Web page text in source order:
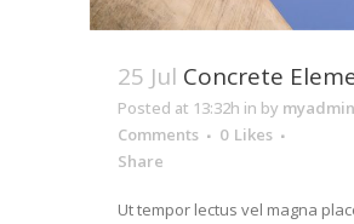
25 Jul Concrete
Posted at 13:32h in by myadmin
Comments
0 Likes
Share
Ut tempor lectus vel magna